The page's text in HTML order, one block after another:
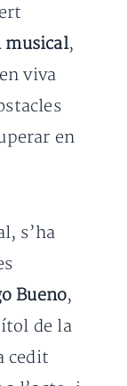
,
viva
en
s’ha
Bueno,
de la
cedit